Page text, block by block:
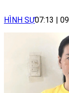
HÌNH SỰ07:13 |